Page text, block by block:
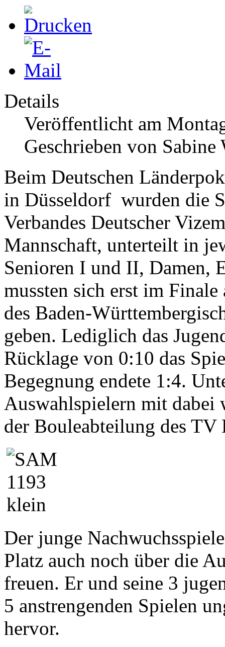
Details
Veröffentlicht am
Geschrieben von Sabine
Beim Deutschen
in Düsseldorf wurden die
Verbandes Deutscher
Mannschaft, unterteilt in
Senioren I und II, Damen,
mussten sich erst im
des Baden-
geben. Lediglich das
Rücklage von 0:10 das
Begegnung endete 1:4.
Auswahlspielern mit dabei
der Bouleabteilung des TV
Der junge
Platz auch noch über die
freuen. Er und seine 3
5 anstrengenden Spielen
hervor.